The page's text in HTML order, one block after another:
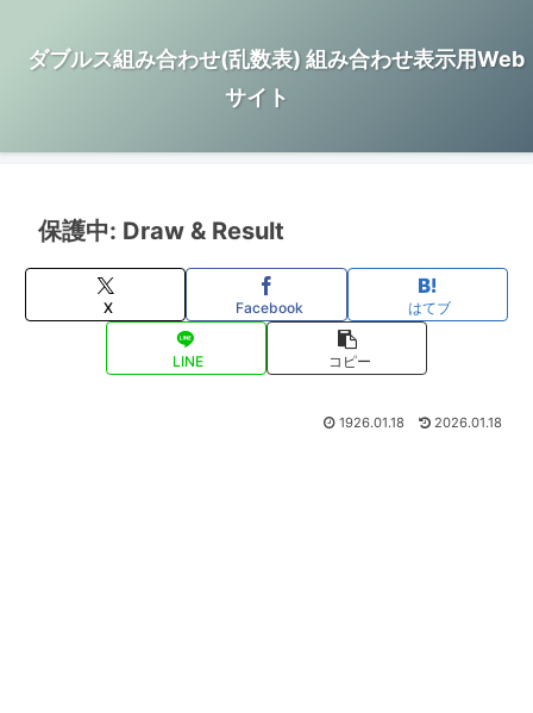
ダブルス組み合わせ(乱数表) 組み合わせ表示用Web
サイト
保護中: Draw & Result
X Facebook はてブ
LINE コピー
1926.01.18 2026.01.18